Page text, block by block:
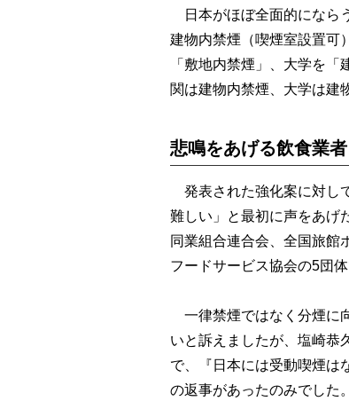
日本がほぼ全面的になら
建物内禁煙（喫煙室設置可
「敷地内禁煙」、大学を
関は建物内禁煙、大学は建
悲鳴をあげる飲食業
発表された強化案に対し
難しい」と最初に声をあげ
同業組合連合会、全国旅館
フードサービス協会の5団体
一律禁煙ではなく分煙に
いと訴えましたが、塩崎恭
で、『日本には受動喫煙は
の返事があったのみでした。